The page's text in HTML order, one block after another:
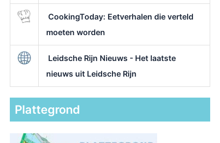
CookingToday: Eetverhalen die verteld
moeten worden
Leidsche Rijn Nieuws - Het laatste
nieuws uit Leidsche Rijn
Plattegrond